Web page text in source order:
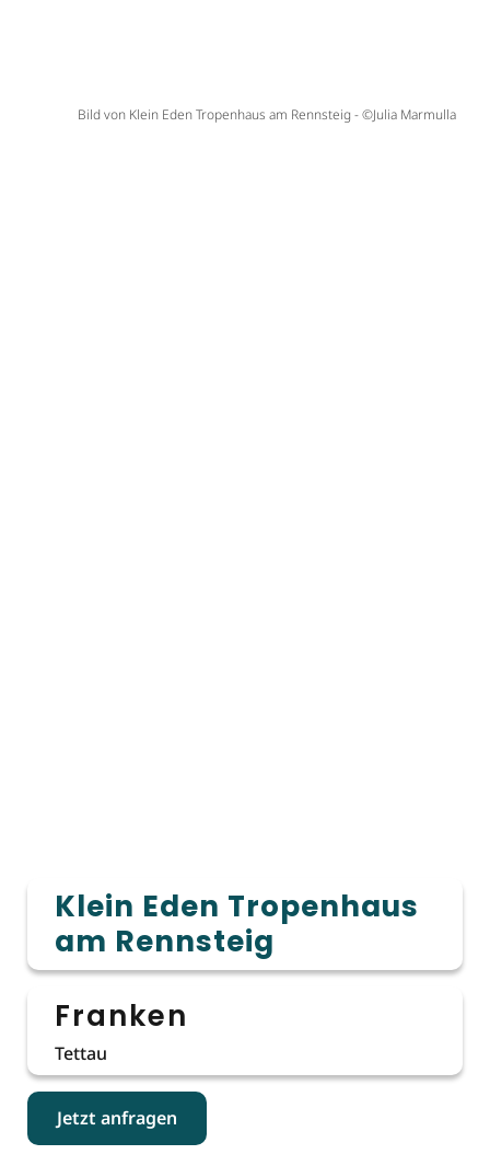
Klein Eden Tropenhaus
am Rennsteig
Franken
Tettau
Jetzt anfragen
Bild von Klein Eden Tropenhaus am Rennsteig - ©Julia Marmulla